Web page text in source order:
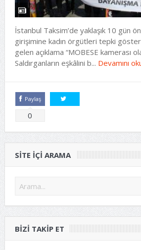
İstanbul Taksim’de yaklaşık 10 gün
girişimine kadın örgütleri tepki
gelen açıklama “MOBESE kamerası
Saldırganların eşkâlini b... Devamını
Paylaş
0
SITE IÇI ARAMA
BIZI TAKIP ET